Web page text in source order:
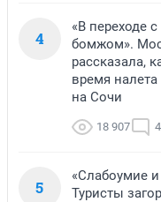
4
«В переходе
бомжом».
рассказала,
время
на Сочи
18 907
5
«Слабоумие и
Туристы